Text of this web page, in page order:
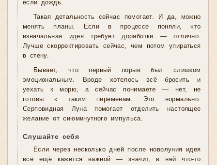
если дождь.
Такая детальность сейчас помогает. И да, можно
менять планы. Если в процессе поняли, что
изначальная идея требует доработки — отлично.
Лучше скорректировать сейчас, чем потом упираться
в стену.
Бывает, что первый порыв был слишком
эмоциональным. Вроде хотелось всё бросить и
уехать к морю, а сейчас понимаете — нет, не
готовы к таким переменам. Это нормально.
Серповидная Луна помогает отделить настоящее
желание от сиюминутного импульса.
Слушайте себя
Если через несколько дней после новолуния идея
всё ещё кажется важной — значит, в ней что-то